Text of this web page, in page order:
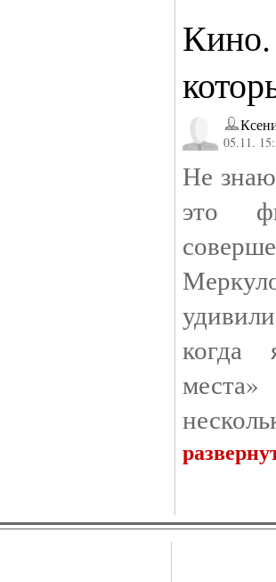
05.11.
Не
это
когда